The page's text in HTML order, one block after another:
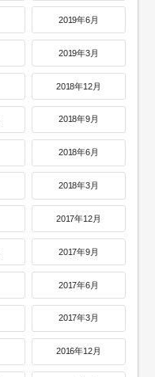
2019年6月
2019年3月
2018年12月
2018年9月
2018年6月
2018年3月
2017年12月
2017年9月
2017年6月
2017年3月
2016年12月